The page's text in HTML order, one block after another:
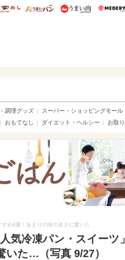
ィズニー特集
うまいめし うまいパン うまい肉
調理グッズ スーパー・ショッピングモール
おもてなし ダイエット・ヘルシー お取
め4選！あまりの味の良さに驚いた…
気冷凍パン・スイーツ
いた…（写真 9/27）